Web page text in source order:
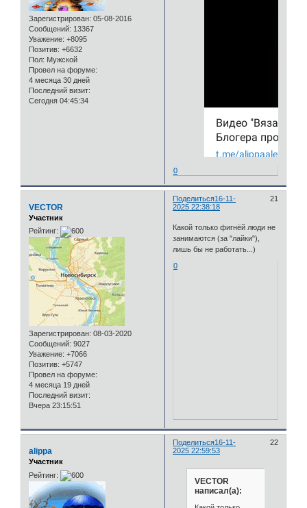
Зарегистрирован: 05-08-2016
Сообщений: 13367
Уважение: +8095
Позитив: +6632
Пол: Мужской
Провел на форуме:
4 месяца 30 дней
Последний визит:
Сегодня 04:45:34
0
Поделиться 21
16-11-
2025 22:38:18
VECTOR
Участник
Рейтинг:
Зарегистрирован: 08-03-2020
Сообщений: 9027
Уважение: +7066
Позитив: +5747
Провел на форуме:
4 месяца 19 дней
Последний визит:
Вчера 23:15:51
Какой только фигнёй люди не
занимаются (за "лайки"),
лишь бы не работать...)
0
Поделиться 22
16-11-
2025 22:59:53
alippa
Участник
Рейтинг:
VECTOR
написал(а):